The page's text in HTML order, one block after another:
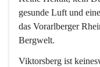
gesunde Luft und
das Vorarlberger
Bergwelt.
Viktorsberg ist